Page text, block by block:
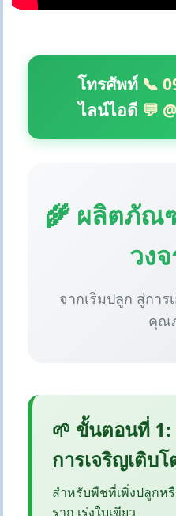
โทรศัพท์ 📞
ไลน์ไอดี 💬
🌾 ผลิตภัณ
วง
จากเริ่มปลูก สู่การ
คุณ
🌱 ขั้นตอนที่ 1:
การเจริญเติบโ
สำหรับพืชที่เพิ่งปลูกหรื
ราก เร่งใบเขียว